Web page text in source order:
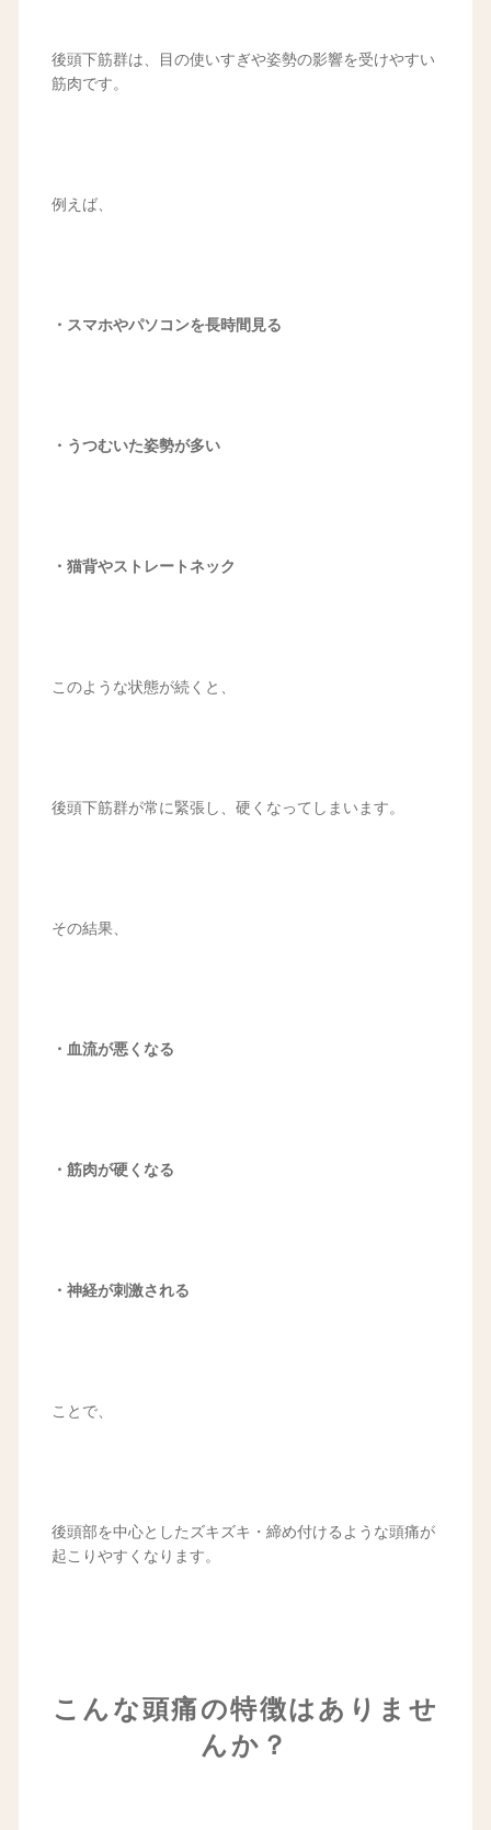
後頭下筋群は、目の使いすぎや姿勢の影響を受けやすい
筋肉です。
例えば、
・スマホやパソコンを長時間見る
・うつむいた姿勢が多い
・猫背やストレートネック
このような状態が続くと、
後頭下筋群が常に緊張し、硬くなってしまいます。
その結果、
・血流が悪くなる
・筋肉が硬くなる
・神経が刺激される
ことで、
後頭部を中心としたズキズキ・締め付けるような頭痛が
起こりやすくなります。
こんな頭痛の特徴はありませ
んか？